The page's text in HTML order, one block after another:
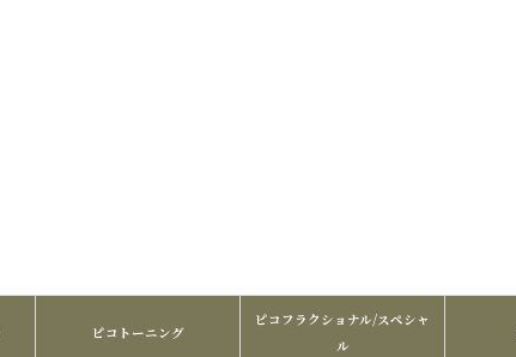
ピコトーニング
ピコフラクショナル/スペシャ
ル